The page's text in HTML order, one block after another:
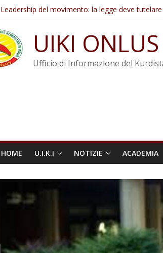
Leadership del movimento: la legge deve
Non tenere conto della situazione di Rêber Apo
Il KNK chiede un’azione internazionale contro i
Abdullah Öcalan: Le legge negativa deve essere
UIKI ONLUS
Ufficio di Informazione del
HOME U.I.K.I NOTIZIE ACADEMIA